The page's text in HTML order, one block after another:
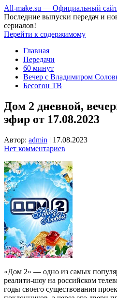
All-make.su — Официальный сайт
Последние выпуски передач и
сериалов!
Перейти к содержимому
Главная
Передачи
60 минут
Вечер с Владимиром
Бесогон ТВ
Дом 2 дневной,
эфир от 17.08.2023
Автор: admin | 17.08.2023
Нет комментариев
«Дом 2» — одно из самых
реалити-шоу на российском
годы своего существования